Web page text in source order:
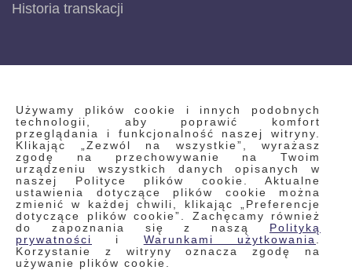
Używamy plików cookie i innych podobnych
technologii, aby poprawić komfort
przeglądania i funkcjonalność naszej witryny.
Klikając „Zezwól na wszystkie”, wyrażasz
zgodę na przechowywanie na Twoim
urządzeniu wszystkich danych opisanych w
naszej Polityce plików cookie. Aktualne
ustawienia dotyczące plików cookie można
zmienić w każdej chwili, klikając „Preferencje
dotyczące plików cookie”. Zachęcamy również
do zapoznania się z naszą Polityką
prywatności
i Warunkami użytkowania
Korzystanie z witryny oznacza zgodę na
używanie plików cookie.
Historia transkacji
INFORMACJE
Regulamin
Polityka prywatności i pliki cookie
Wyszukiwane frazy
Wyszukiwanie zaawansowane
Zamówienia
Skontaktuj się z nami